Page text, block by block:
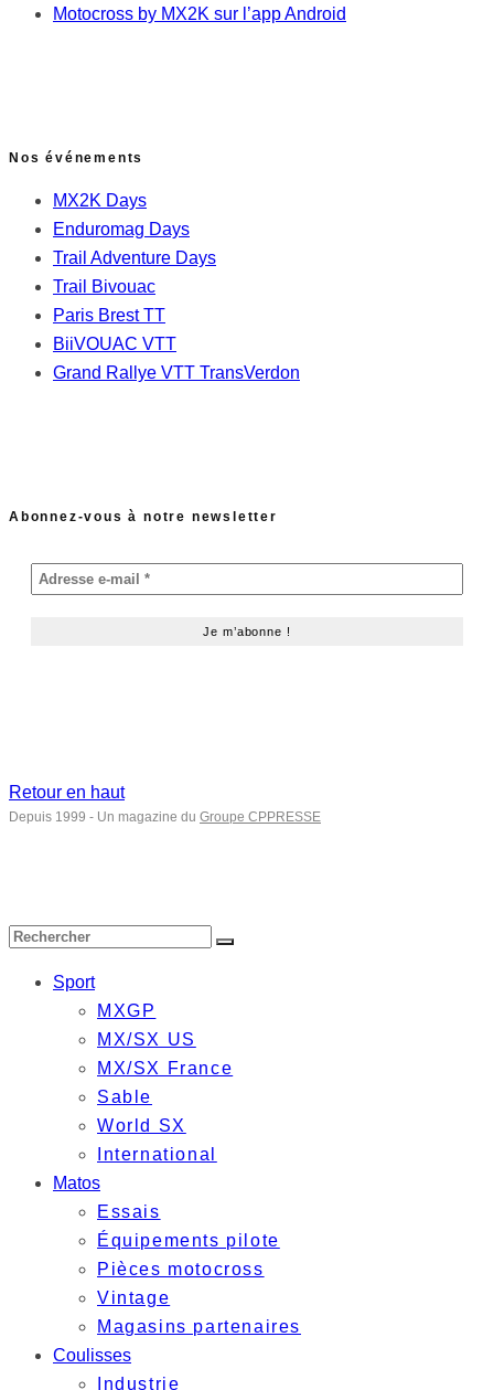
Motocross by MX2K sur l’app Android
Nos événements
MX2K Days
Enduromag Days
Trail Adventure Days
Trail Bivouac
Paris Brest TT
BiiVOUAC VTT
Grand Rallye VTT TransVerdon
Abonnez-vous à notre newsletter
Retour en haut
Depuis 1999 - Un magazine du Groupe CPPRESSE
Sport
MXGP
MX/SX US
MX/SX France
Sable
World SX
International
Matos
Essais
Équipements pilote
Pièces motocross
Vintage
Magasins partenaires
Coulisses
Industrie